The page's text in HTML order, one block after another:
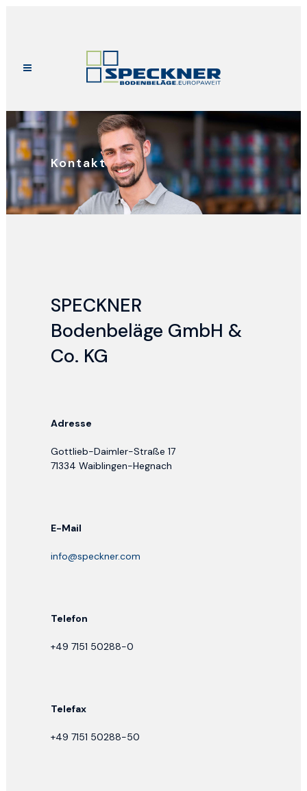
Kontakt
SPECKNER
Bodenbeläge GmbH &
Co. KG
Adresse
Gottlieb-Daimler-Straße 17
71334 Waiblingen-Hegnach
E-Mail
info@speckner.com
Telefon
+49 7151 50288-0
Telefax
+49 7151 50288-50